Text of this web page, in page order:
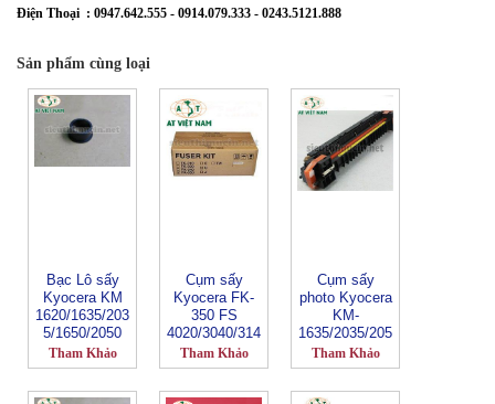
Điện Thoại : 0947.642.555 - 0914.079.333 - 0243.5121.888
Sản phẩm cùng loại
Bạc Lô sấy
Kyocera KM
1620/1635/203
5/1650/2050
Tham Khảo
Cụm sấy
Kyocera FK-
350 FS
4020/3040/314
0/3540/3640
Tham Khảo
Cụm sấy
photo Kyocera
KM-
1635/2035/205
0/2550
Tham Khảo